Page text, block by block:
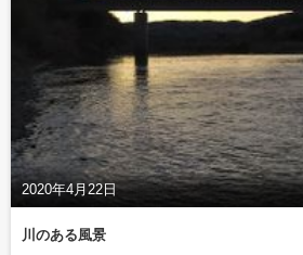
2020年4月22日
川のある風景